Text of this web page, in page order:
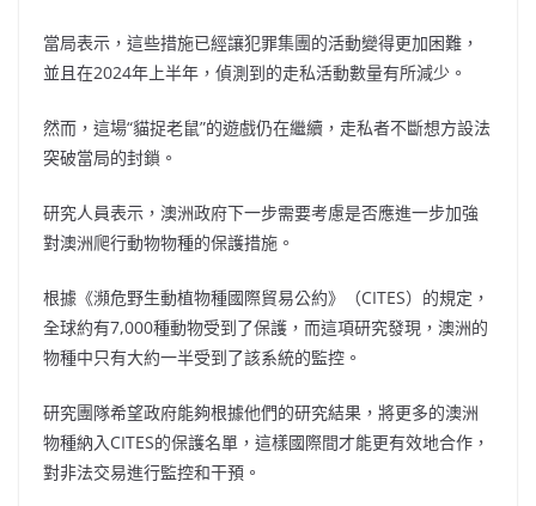
當局表示，這些措施已經讓犯罪集團的活動變得更加困難，
並且在2024年上半年，偵測到的走私活動數量有所減少。
然而，這場“貓捉老鼠”的遊戲仍在繼續，走私者不斷想方設法
突破當局的封鎖。
研究人員表示，澳洲政府下一步需要考慮是否應進一步加強
對澳洲爬行動物物種的保護措施。
根據《瀕危野生動植物種國際貿易公約》（CITES）的規定，
全球約有7,000種動物受到了保護，而這項研究發現，澳洲的
物種中只有大約一半受到了該系統的監控。
研究團隊希望政府能夠根據他們的研究結果，將更多的澳洲
物種納入CITES的保護名單，這樣國際間才能更有效地合作，
對非法交易進行監控和干預。